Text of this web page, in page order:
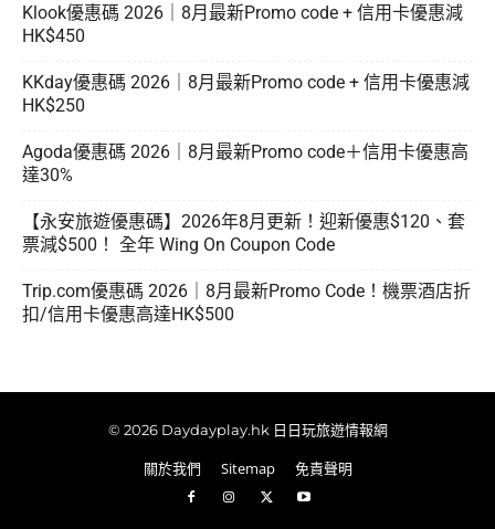
Klook優惠碼 2026｜8月最新Promo code + 信用卡優惠減
HK$450
KKday優惠碼 2026｜8月最新Promo code + 信用卡優惠減
HK$250
Agoda優惠碼 2026｜8月最新Promo code＋信用卡優惠高
達30%
【永安旅遊優惠碼】2026年8月更新！迎新優惠$120、套
票減$500！ 全年 Wing On Coupon Code
Trip.com優惠碼 2026｜8月最新Promo Code！機票酒店折
扣/信用卡優惠高達HK$500
© 2026 Daydayplay.hk 日日玩旅遊情報網
關於我們 Sitemap 免責聲明